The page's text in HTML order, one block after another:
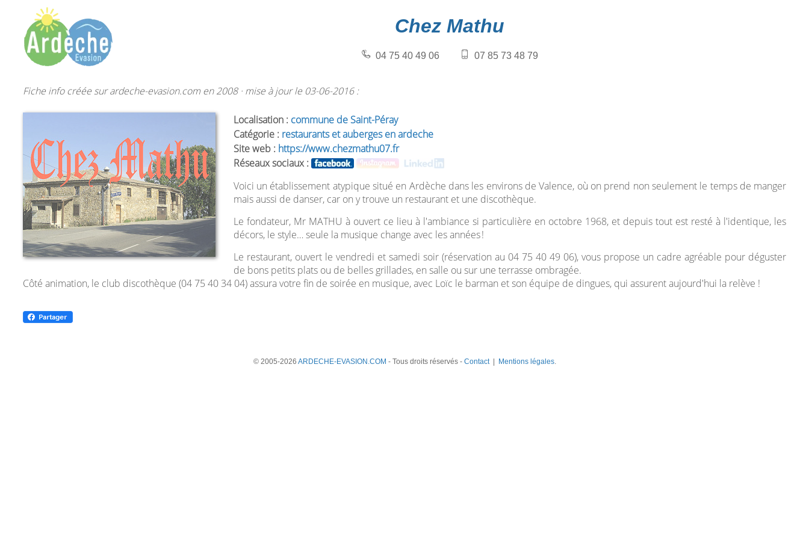
Chez Mathu
04 75 40 49 06 07 85 73 48 79
Fiche info créée sur ardeche-evasion.com en 2008 · mise à jour le 03-06-2016 :
Localisation : commune de Saint-Péray
Catégorie : restaurants et auberges en ardeche
Site web : https://www.chezmathu07.fr
Réseaux sociaux :
Voici un établissement atypique situé en Ardèche dans les environs de Valence, où on prend non seulement le temps de manger
mais aussi de danser, car on y trouve un restaurant et une discothèque.
Le fondateur, Mr MATHU à ouvert ce lieu à l'ambiance si particulière en octobre 1968, et depuis tout est resté à l'identique, les
décors, le style… seule la musique change avec les années !
Le restaurant, ouvert le vendredi et samedi soir (réservation au 04 75 40 49 06), vous propose un cadre agréable pour déguster
de bons petits plats ou de belles grillades, en salle ou sur une terrasse ombragée.
Côté animation, le club discothèque (04 75 40 34 04) assura votre fin de soirée en musique, avec Loïc le barman et son équipe de dingues, qui assurent aujourd'hui la relève !
© 2005-2026 ARDECHE-EVASION.COM - Tous droits réservés - Contact| Mentions légales.